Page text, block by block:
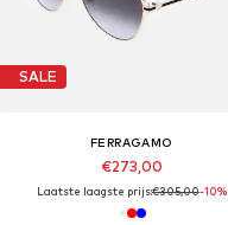
SALE
FERRAGAMO
€273,00
Laatste laagste prijs:€305,00-10%